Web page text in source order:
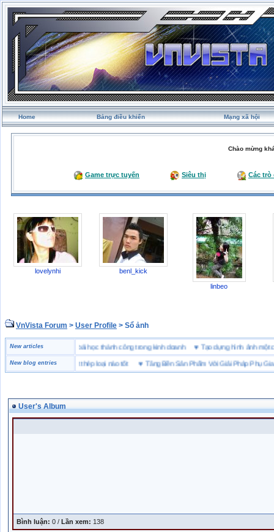
Home Bảng điều khiển Mạng xã hội
Chào mừng
Game trực tuyến Siêu thị Các trò
lovelynhi benl_kick
linbeo
VnVista Forum > User Profile > Sổ ảnh
New articles
biệt” của Microsoft ♥4 bài học thành công trong kinh doanh ♥Tạo dựng hình ảnh
New blog entries
hộ lót Kevlar và lót thép loại nào tốt♥ Tăng Bền Sản Phẩm Với Giải Pháp Phụ Gia
User's Album
Bình luận: 0 / Lần xem: 138